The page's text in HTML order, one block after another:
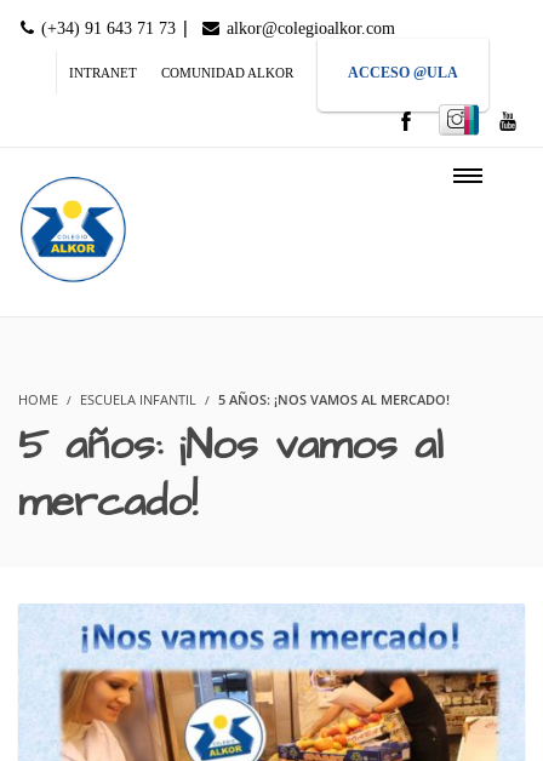
(+34) 91 643 71 73 | alkor@colegioalkor.com
INTRANET COMUNIDAD ALKOR ACCESO @ULA
HOME ESCUELA INFANTIL 5 AÑOS: ¡NOS VAMOS AL MERCADO!
5 años: ¡Nos vamos al
mercado!